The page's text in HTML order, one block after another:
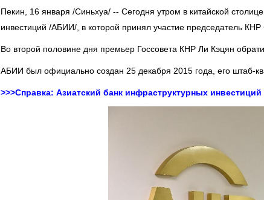
Пекин, 16 января /Синьхуа/ -- Сегодня утром в китайской
инвестиций /АБИИ/, в которой принял участие председатель КНР
Во второй половине дня премьер Госсовета КНР Ли Кэцян
АБИИ был официально создан 25 декабря 2015 года, его штаб-
>>>Справка: Азиатский банк инфраструктурных инвестиций